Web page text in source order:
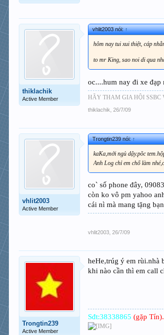
thiklachik
Active Member
vhlit2003 nói:↑
hôm nay tui xui thiệt, cáp
to mr King, sao noi di qua
oc....hum nay đi xe đạp
HÃY THAM GIA HỘI SSBC
thiklachik 26/7/09
vhlit2003
Active Member
Trongtin239 nói:↑
kaKa,mới ngủ dậy.põc
Anh Log chỉ em chổ làm
co` số phone đây,
còn ko vô pm yahoo
cái nì mà mang tặng
vhlit2003 26/7/09
Trongtin239
Active Member
heHe,trúg ý em rùi.nhà
khi nào cần thì em call
Sđt:38338865(gặp Tín).